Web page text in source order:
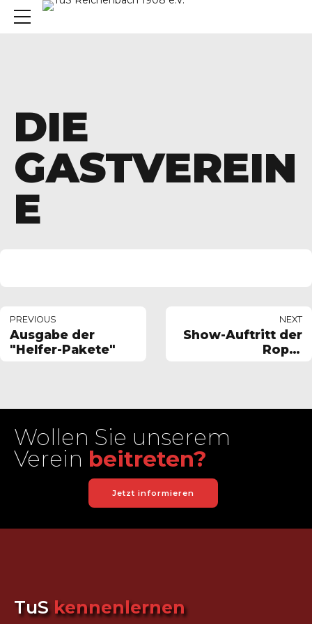
Reichenbach
DIE
GASTVEREIN
E
PREVIOUS
Ausgabe der
"Helfer-Pakete"
NEXT
Show-Auftritt der
Rope-
Wollen Sie unserem
Verein beitreten?
Jetzt informieren
TuS kennenlernen